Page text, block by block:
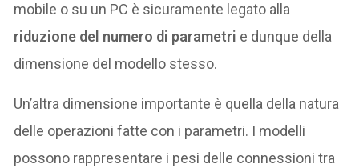
mobile o su un PC è sicuramente legato alla
riduzione del numero di parametri e dunque della
dimensione del modello stesso.
Un’altra dimensione importante è quella della natura
delle operazioni fatte con i parametri. I modelli
possono rappresentare i pesi delle connessioni tra